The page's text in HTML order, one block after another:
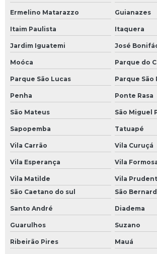
Ermelino Matarazzo Guianazes
Itaim Paulista Itaquera
Jardim Iguatemi José
Moóca Parque do
Parque São Lucas Parque São
Penha Ponte Rasa
São Mateus São Miguel
Sapopemba Tatuapé
Vila Carrão Vila Curuçá
Vila Esperança Vila
Vila Matilde
Vila
São Caetano do sul
São
Santo André Diadema
Guarulhos Suzano
Ribeirão Pires Mauá